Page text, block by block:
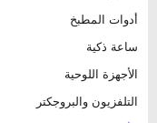
أدوات المطبخ
ساعة ذكية
الأجهزة اللوحية
التلفزيون والبروجكتر